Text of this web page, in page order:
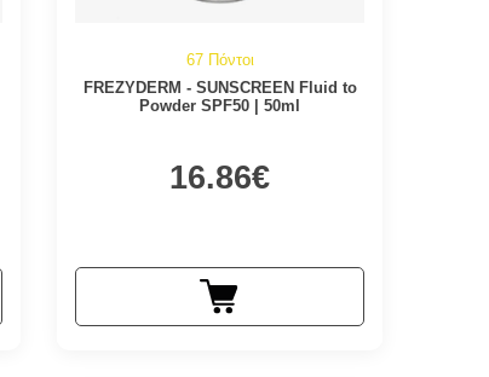
67 Πόντοι
FREZYDERM - SUNSCREEN Fluid to
Powder SPF50 | 50ml
16.86€